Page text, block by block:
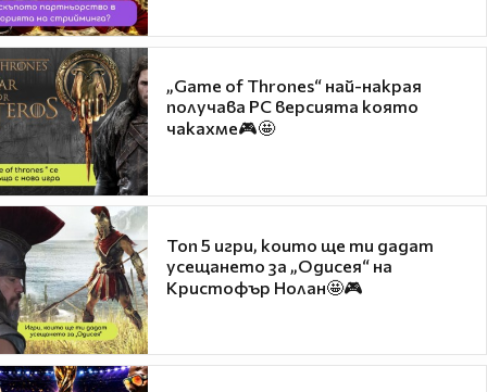
„Game of Thrones“ най-накрая
получава PC версията която
чакахме🎮🤩
Топ 5 игри, които ще ти дадат
усещането за „Одисея“ на
Кристофър Нолан🤩🎮